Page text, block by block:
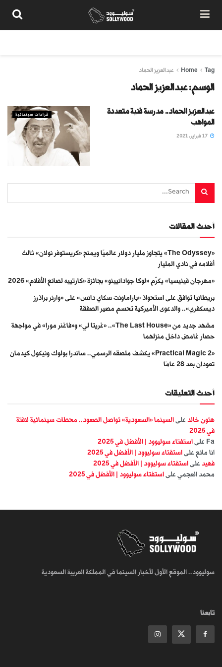
Home Tag عبدالعزيز الحماد
الوسم:عبدالعزيز الحماد
قراءات سينمائية
عبدالعزيز الحماد.. مدرسة فنية متعددة
المواهب
أحدث المقالات
«The Odyssey» يتجاوز مليار دولار عالميًا ويمنح «كريستوفر نولان» ثالث
أفلامه في نادي المليار
«مهرجان فينيسيا» يكرّم «لوكا جوادانيينو» بجائزة «كارتييه لصانع الأفلام» 2026
بريطانيا توافق على استحواذ «باراماونت سكاي دانس» على «وارنر براذرز
ديسكفري».. والدعوى الأميركية تحسم مصير الصفقة
مشهد جديد من «The Last House».. «غريتا لي» و«فاغنر مورا» في مواجهة
حصار غامض داخل منزلهما
«Practical Magic 2» يكشف ملصقه الرسمي.. ساندرا بولوك ونيكول كيدمان
تعودان بعد 28 عامًا
أحدث التعليقات
هتون خالد على السينما «السعودية» تواصل الصعود.. محطات سينمائية لافتة
في 2025
Fa على استفتاء سوليوود | الأفضل في 2025
انا مانع على استفتاء سوليوود | الأفضل في 2025
فهيد على استفتاء سوليوود | الأفضل في 2025
محمد العجمي على استفتاء سوليوود | الأفضل في 2025
سوليوود.. الموقع الأول لأخبار السينما في المملكة العربية السعودية
تابعنا